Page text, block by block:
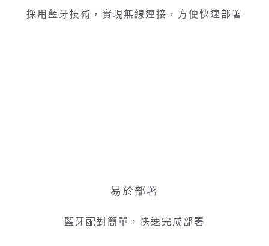
採用藍牙技術，實現無線連接，方便快速部署
易於部署
藍牙配對簡單，快速完成部署